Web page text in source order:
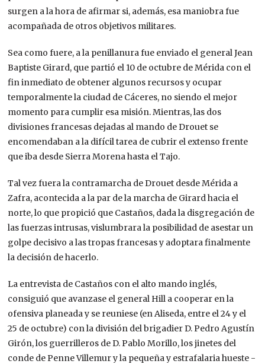
surgen a la hora de afirmar si, además, esa maniobra fue
acompañada de otros objetivos militares.
Sea como fuere, a la penillanura fue enviado el general Jean
Baptiste Girard, que partió el 10 de octubre de Mérida con el
fin inmediato de obtener algunos recursos y ocupar
temporalmente la ciudad de Cáceres, no siendo el mejor
momento para cumplir esa misión. Mientras, las dos
divisiones francesas dejadas al mando de Drouet se
encomendaban a la difícil tarea de cubrir el extenso frente
que iba desde Sierra Morena hasta el Tajo.
Tal vez fuera la contramarcha de Drouet desde Mérida a
Zafra, acontecida a la par de la marcha de Girard hacia el
norte, lo que propició que Castaños, dada la disgregación de
las fuerzas intrusas, vislumbrara la posibilidad de asestar un
golpe decisivo a las tropas francesas y adoptara finalmente
la decisión de hacerlo.
La entrevista de Castaños con el alto mando inglés,
consiguió que avanzase el general Hill a cooperar en la
ofensiva planeada y se reuniese (en Aliseda, entre el 24 y el
25 de octubre) con la división del brigadier D. Pedro Agustín
Girón, los guerrilleros de D. Pablo Morillo, los jinetes del
conde de Penne Villemur y la pequeña y estrafalaria hueste -